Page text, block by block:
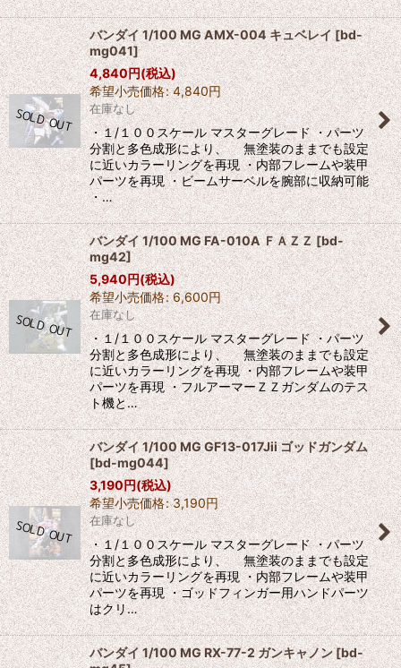
バンダイ 1/100 MG AMX-004 キュベレイ [bd-
mg041]
4,840円(税込)
希望小売価格: 4,840円
在庫なし
・１/１００スケール マスターグレード ・パーツ
分割と多色成形により、 無塗装のままでも設定
に近いカラーリングを再現 ・内部フレームや装甲
パーツを再現 ・ビームサーベルを腕部に収納可能
・…
バンダイ 1/100 MG FA-010A ＦＡＺＺ [bd-
mg42]
5,940円(税込)
希望小売価格: 6,600円
在庫なし
・１/１００スケール マスターグレード ・パーツ
分割と多色成形により、 無塗装のままでも設定
に近いカラーリングを再現 ・内部フレームや装甲
パーツを再現 ・フルアーマーＺＺガンダムのテス
ト機と…
バンダイ 1/100 MG GF13-017Jii ゴッドガンダム
[bd-mg044]
3,190円(税込)
希望小売価格: 3,190円
在庫なし
・１/１００スケール マスターグレード ・パーツ
分割と多色成形により、 無塗装のままでも設定
に近いカラーリングを再現 ・内部フレームや装甲
パーツを再現 ・ゴッドフィンガー用ハンドパーツ
はクリ…
バンダイ 1/100 MG RX-77-2 ガンキャノン[bd-